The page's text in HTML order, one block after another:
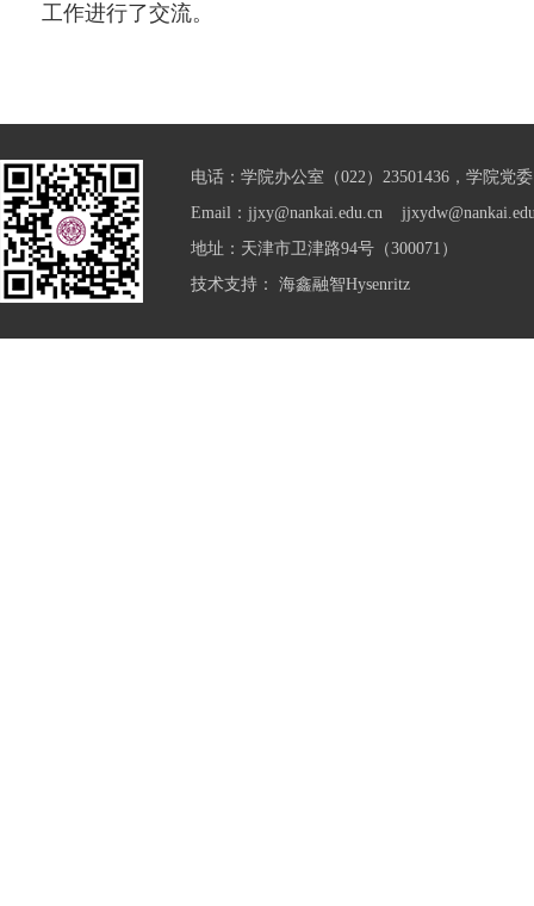
工作进行了交流。
电话：学院办公室（022）23501436，学院党
Email：jjxy@nankai.edu.cn
地址：天津市卫津路94号（300071）
技术支持： 海鑫融智Hysenritz